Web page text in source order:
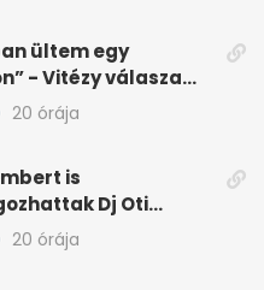
ültem egy
- Vitézy válasza
Balázs „nagy
20 órája
is
Dj Oti
a Sziget reagált
20 órája